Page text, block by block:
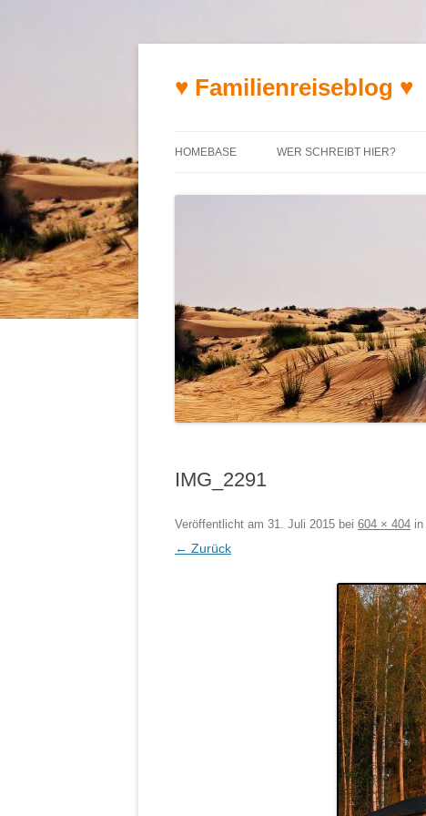
♥ Familienreiseblog ♥
HOMEBASE WER SCHREIBT HIER?
IMG_2291
Veröffentlicht am 31. Juli 2015 bei 604 × 404 in
← Zurück